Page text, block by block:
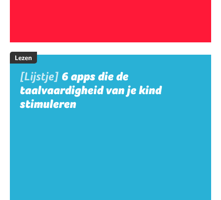
Lezen
[Lijstje] 6 apps die de
taalvaardigheid van je kind
stimuleren